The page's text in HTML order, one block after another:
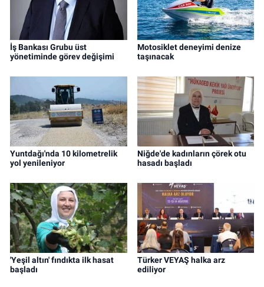
İş Bankası Grubu üst
yönetiminde görev değişimi
Motosiklet deneyimi denize
taşınacak
Yuntdağı'nda 10 kilometrelik
yol yenileniyor
Niğde'de kadınların çörek otu
hasadı başladı
'Yeşil altın' fındıkta ilk hasat
başladı
Türker VEYAŞ halka arz
ediliyor